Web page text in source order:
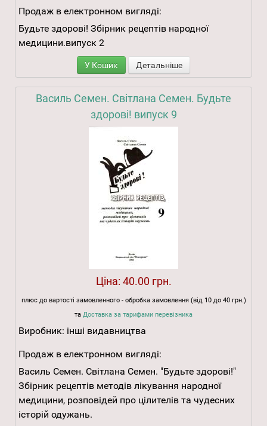
Продаж в електронном вигляді:
Будьте здорові! Збірник рецептів народної
медицини.випуск 2
У Кошик Детальніше
Василь Семен. Світлана Семен. Будьте
здорові! випуск 9
Ціна: 40.00 грн.
плюс до вартості замовленного - обробка замовлення (від 10 до 40 грн.)
та Доставка за тарифами перевізника
Виробник: інші видавництва
Продаж в електронном вигляді:
Василь Семен. Світлана Семен. "Будьте здорові!"
Збірник рецептів методів лікування народної
медицини, розповідей про цілителів та чудесних
історій одужань.